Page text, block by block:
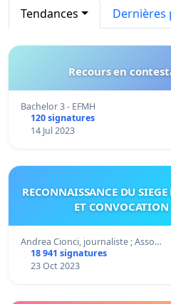
Tendances Dernières
Recours en
Bachelor 3 - EFMH
120 signatures
14 Jul 2023
RECONNAISSANCE DU
ET
Andrea Cionci, journaliste ; Asso…
18 941 signatures
23 Oct 2023